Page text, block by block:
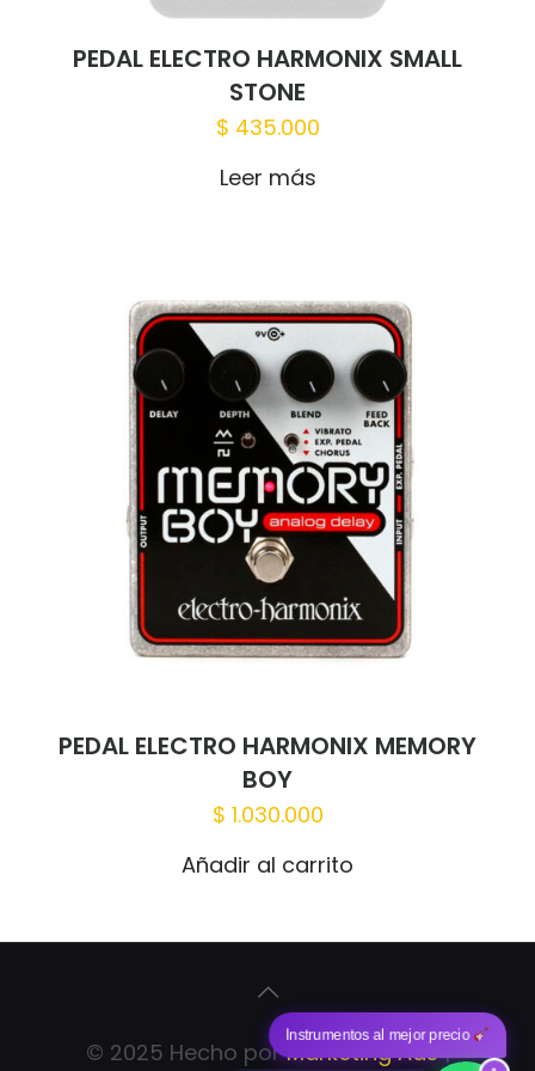
PEDAL ELECTRO HARMONIX SMALL
STONE
$ 435.000
Leer más
PEDAL ELECTRO HARMONIX MEMORY
BOY
$ 1.030.000
Añadir al carrito
Instrumentos al mejor precio
© 2025 Hecho porMarketing Ads|